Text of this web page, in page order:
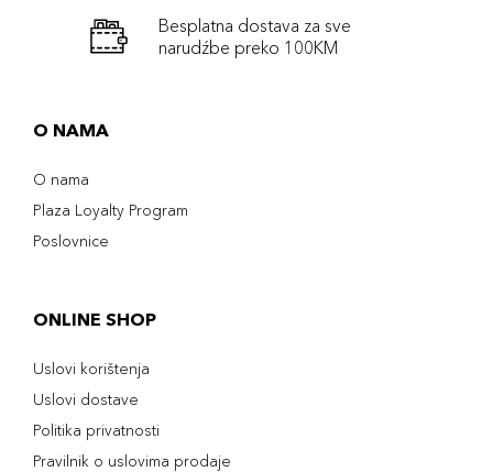
Besplatna dostava za sve
narudźbe preko 100KM
O NAMA
O nama
Plaza Loyalty Program
Poslovnice
ONLINE SHOP
Uslovi korištenja
Uslovi dostave
Politika privatnosti
Pravilnik o uslovima prodaje